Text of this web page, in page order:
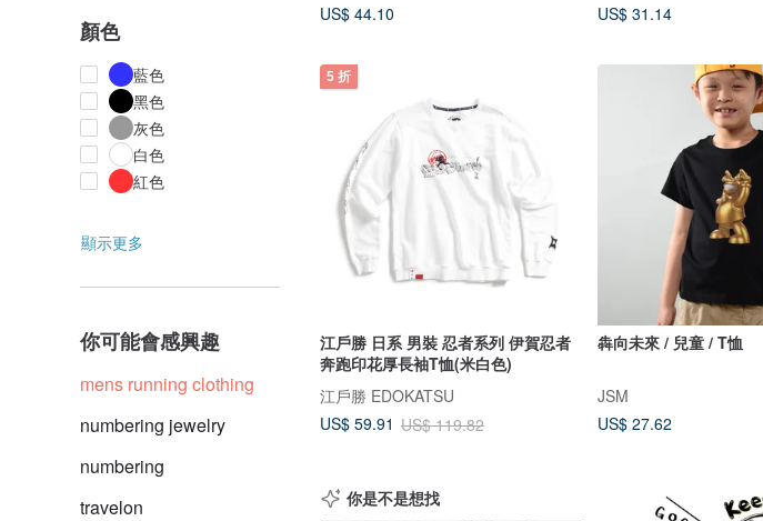
顏色
藍色
黑色
灰色
白色
紅色
顯示更多
你可能會感興趣
mens running clothing
numbering jewelry
numbering
travelon
US$ 44.10
US$ 31.14
5 折
江戶勝 日系 男裝 忍者系列 伊賀忍者
奔跑印花厚長袖T恤(米白色)
江戶勝 EDOKATSU
US$ 59.91 US$ 119.82
犇向未來 / 兒童 / T恤
JSM
US$ 27.62
你是不是想找